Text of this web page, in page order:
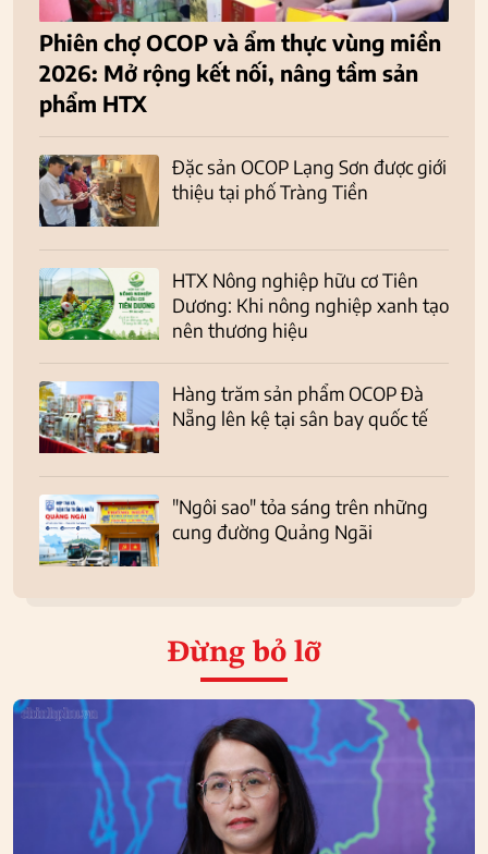
Phiên chợ OCOP và ẩm thực vùng miền
2026: Mở rộng kết nối, nâng tầm sản
phẩm HTX
Đặc sản OCOP Lạng Sơn được giới
thiệu tại phố Tràng Tiền
HTX Nông nghiệp hữu cơ Tiên
Dương: Khi nông nghiệp xanh tạo
nên thương hiệu
Hàng trăm sản phẩm OCOP Đà
Nẵng lên kệ tại sân bay quốc tế
"Ngôi sao" tỏa sáng trên những
cung đường Quảng Ngãi
Đừng bỏ lỡ